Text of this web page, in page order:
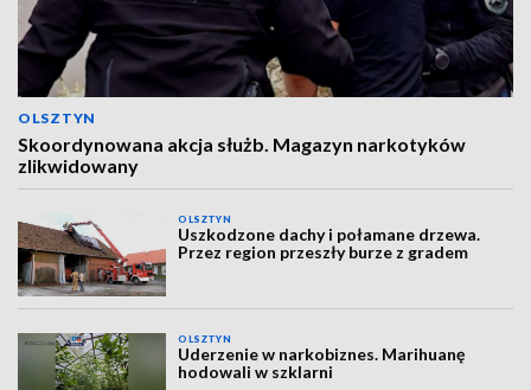
OLSZTYN
Skoordynowana akcja służb. Magazyn narkotyków
zlikwidowany
OLSZTYN
Uszkodzone dachy i połamane drzewa.
Przez region przeszły burze z gradem
OLSZTYN
Uderzenie w narkobiznes. Marihuanę
hodowali w szklarni